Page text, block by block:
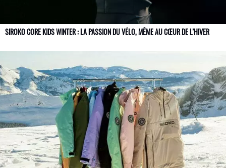
SIROKO CORE KIDS WINTER : LA PASSION DU VÉLO, MÊME AU CŒUR DE L’HIVER